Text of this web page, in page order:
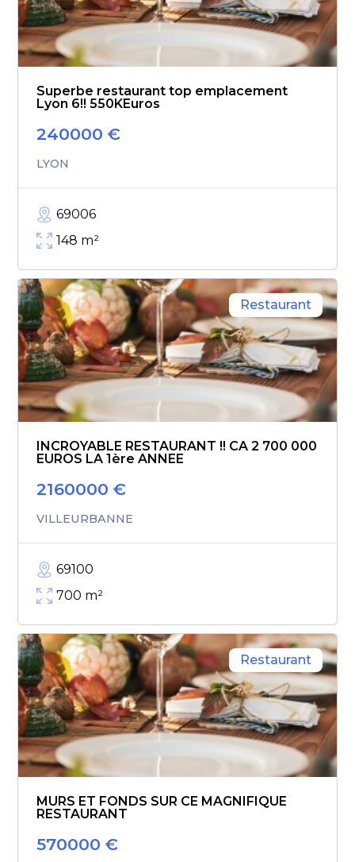
Superbe restaurant top emplacement
Lyon 6!! 550KEuros
240000 €
LYON
69006
148 m²
Restaurant
INCROYABLE RESTAURANT !! CA 2 700 000
EUROS LA 1ère ANNEE
2160000 €
VILLEURBANNE
69100
700 m²
Restaurant
MURS ET FONDS SUR CE MAGNIFIQUE
RESTAURANT
570000 €